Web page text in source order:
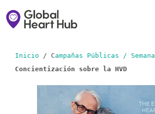
to
Inicio / Campañas Públicas / Semana
Concientización sobre la HVD